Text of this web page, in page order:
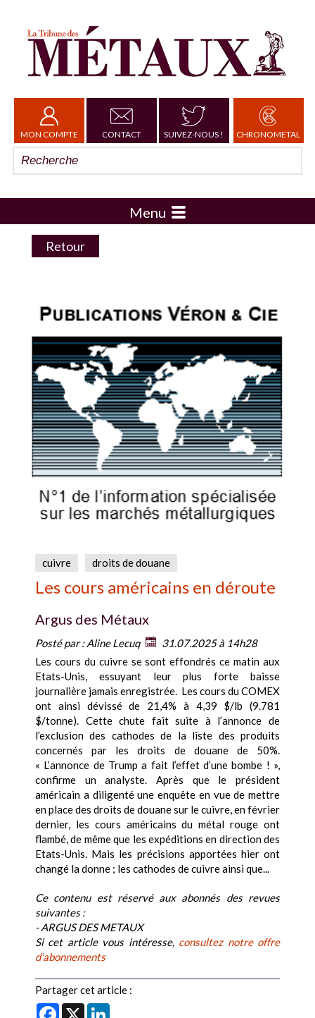
MON COMPTE CONTACT SUIVEZ-NOUS ! CHRONOMETAL
Menu
Retour
cuivre droits de douane
Les cours américains en déroute
Argus des Métaux
Posté par :Aline Lecuq
31.07.2025 à 14h28
Les cours du cuivre se sont effondrés ce matin aux
Etats-Unis, essuyant leur plus forte baisse
journalière jamais enregistrée. Les cours du COMEX
ont ainsi dévissé de 21,4% à 4,39 $/lb (9.781
$/tonne). Cette chute fait suite à l’annonce de
l’exclusion des cathodes de la liste des produits
concernés par les droits de douane de 50%.
« L’annonce de Trump a fait l’effet d’une bombe ! »,
confirme un analyste. Après que le président
américain a diligenté une enquête en vue de mettre
en place des droits de douane sur le cuivre, en février
dernier, les cours américains du métal rouge ont
flambé, de même que les expéditions en direction des
Etats-Unis. Mais les précisions apportées hier ont
changé la donne ; les cathodes de cuivre ainsi que...
Ce contenu est réservé aux abonnés des revues
suivantes :
- ARGUS DES METAUX
Si cet article vous intéresse, consultez notre offre
d'abonnements
Partager cet article :
Facebook
X